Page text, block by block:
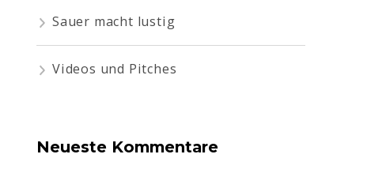
Sauer macht lustig
Videos und Pitches
Neueste Kommentare